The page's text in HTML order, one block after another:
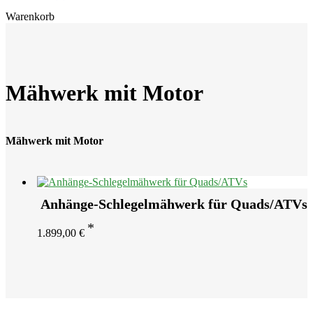
Warenkorbx
Mähwerk mit Motor
Mähwerk mit Motor
Anhänge-Schlegelmähwerk für Quads/ATVs
1.899,00 €